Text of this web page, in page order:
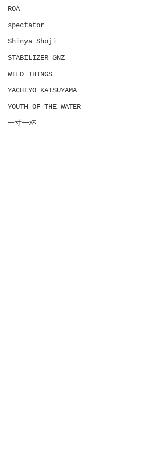
ROA
spectator
Shinya Shoji
STABILIZER GNZ
WILD THINGS
YACHIYO KATSUYAMA
YOUTH OF THE WATER
一寸一杯